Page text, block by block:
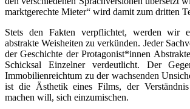
marktgerechte Mieter“ wird damit zum dritten
Stets den Fakten verpflichtet, werden wir
abstrakte Weisheiten zu verkünden. Jeder
der Geschichte der Protagonist*innen
Schicksal Einzelner verdeutlicht. Der
Immobilienreichtum zu der wachsenden
ist die Ästhetik eines Films, der
machen will, sich einzumischen.